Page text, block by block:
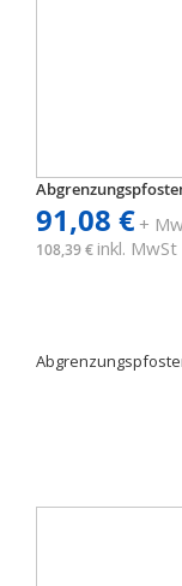
91,08 €+
108,39 € inkl. MwSt